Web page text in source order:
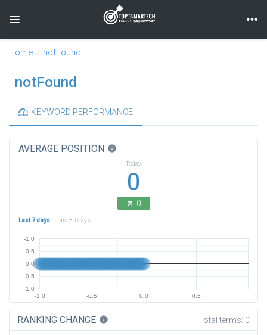
Toggle navigation
Home notFound
notFound
KEYWORD PERFORMANCE
AVERAGE POSITION info
Today
0
0
Last 7 days Last 30 days
-1.0 -0.5 0.0 0.5
-1.0
-0.5
0.0
0.5
1.0
RANKING CHANGE info Total terms: 0